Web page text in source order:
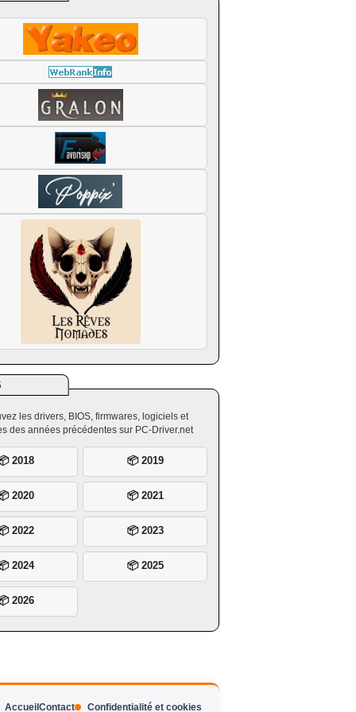
les drivers, BIOS, firmwares, logiciels et
des années précédentes sur PC-Driver.net
2018 📦 2019
2020 📦 2021
2022 📦 2023
2024 📦 2025
2026
Accueil Contact Confidentialité et cookies